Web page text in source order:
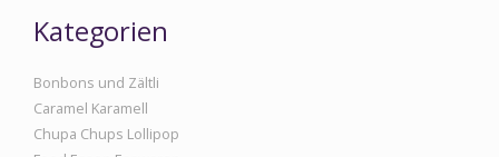
Kategorien
Bonbons und Zältli
Caramel Karamell
Chupa Chups Lollipop